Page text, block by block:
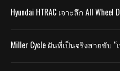
Hyundai HTRAC เจาะลึก All
Miller Cycle ฝันที่เป็นจริงสายขับ